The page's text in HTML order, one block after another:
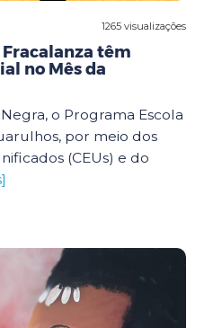
1265 visualizações
Fracalanza têm
no Mês da
o Programa Escola
por meio dos
(CEUs) e do